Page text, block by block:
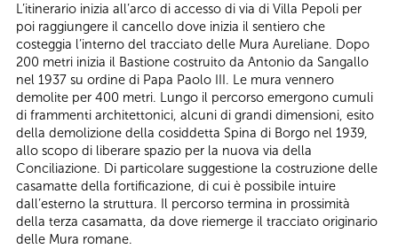
L’itinerario inizia all’arco di accesso di via di Villa Pepoli per
poi raggiungere il cancello dove inizia il sentiero che
costeggia l’interno del tracciato delle Mura Aureliane. Dopo
200 metri inizia il Bastione costruito da Antonio da Sangallo
nel 1937 su ordine di Papa Paolo III. Le mura vennero
demolite per 400 metri. Lungo il percorso emergono cumuli
di frammenti architettonici, alcuni di grandi dimensioni, esito
della demolizione della cosiddetta Spina di Borgo nel 1939,
allo scopo di liberare spazio per la nuova via della
Conciliazione. Di particolare suggestione la costruzione delle
casamatte della fortificazione, di cui è possibile intuire
dall’esterno la struttura. Il percorso termina in prossimità
della terza casamatta, da dove riemerge il tracciato originario
delle Mura romane.